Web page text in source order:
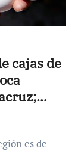
cajas de